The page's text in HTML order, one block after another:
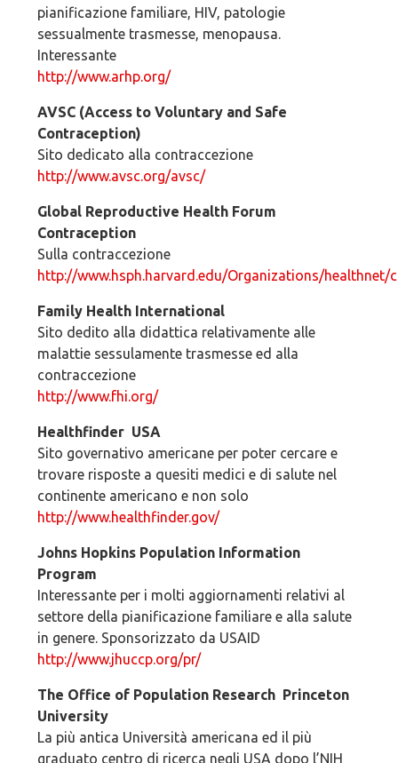
pianificazione familiare, HIV, patologie
sessualmente trasmesse, menopausa.
Interessante
http://www.arhp.org/
AVSC (Access to Voluntary and Safe
Contraception)
Sito dedicato alla contraccezione
http://www.avsc.org/avsc/
Global Reproductive Health Forum
Contraception
Sulla contraccezione
http://www.hsph.harvard.edu/Organizations/
Family Health International
Sito dedito alla didattica relativamente alle
malattie sessulamente trasmesse ed alla
contraccezione
http://www.fhi.org/
Healthfinder ­ USA
Sito governativo americane per poter cercare e
trovare risposte a quesiti medici e di salute nel
continente americano e non solo
http://www.healthfinder.gov/
Johns Hopkins Population Information
Program
Interessante per i molti aggiornamenti relativi al
settore della pianificazione familiare e alla salute
in genere. Sponsorizzato da USAID
http://www.jhuccp.org/pr/
The Office of Population Research ­ Princeton
University
La più antica Università americana ed il più
graduato centro di ricerca negli USA dopo l’NIH